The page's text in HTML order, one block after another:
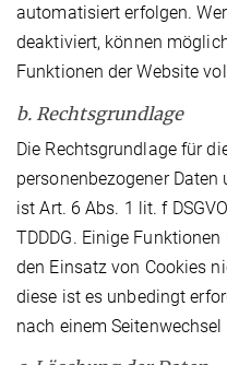
automatisiert erfolgen.
deaktiviert, können
Funktionen der Website
b. Rechtsgrundlage
Die Rechtsgrundlage für
personenbezogener
ist Art. 6 Abs. 1 lit. f
TDDDG. Einige
den Einsatz von Cookies
diese ist es unbedingt
nach einem